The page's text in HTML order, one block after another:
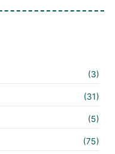
(3)
(31)
(5)
(75)